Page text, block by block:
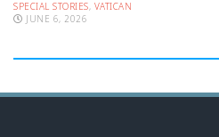
SPECIAL STORIES, VATICAN
JUNE 6, 2026